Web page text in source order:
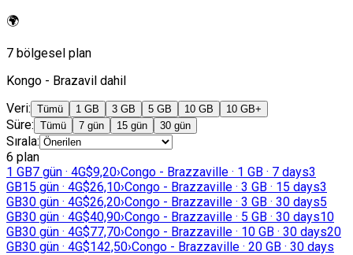
🌍
7 bölgesel plan
Kongo - Brazavil dahil
Veri: Tümü 1 GB 3 GB 5 GB 10 GB 10 GB+
Süre: Tümü 7 gün 15 gün 30 gün
Sırala:
6 plan
1 GB7 gün · 4G$9,20›Congo - Brazzaville · 1 GB · 7 days3
GB15 gün · 4G$26,10›Congo - Brazzaville · 3 GB · 15 days3
GB30 gün · 4G$26,20›Congo - Brazzaville · 3 GB · 30 days5
GB30 gün · 4G$40,90›Congo - Brazzaville · 5 GB · 30 days10
GB30 gün · 4G$77,70›Congo - Brazzaville · 10 GB · 30 days20
GB30 gün · 4G$142,50›Congo - Brazzaville · 20 GB · 30 days